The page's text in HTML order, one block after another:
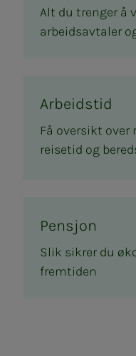
Alt du trenger å
arbeidsavtaler
Arbeidstid
Få oversikt over
reisetid og
Pensjon
Slik sikrer du
fremtiden